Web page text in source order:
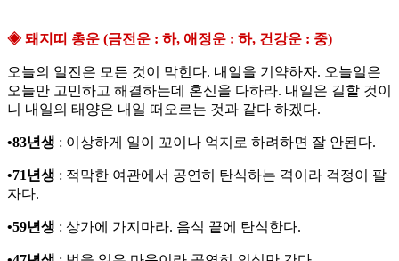
◈ 돼지띠 총운 (금전운 : 하, 애정운 : 하, 건강운 : 중)
오늘의 일진은 모든 것이 막힌다. 내일을 기약하자. 오늘일은
오늘만 고민하고 해결하는데 혼신을 다하라. 내일은 길할 것이
니 내일의 태양은 내일 떠오르는 것과 같다 하겠다.
•83년생 : 이상하게 일이 꼬이나 억지로 하려하면 잘 안된다.
•71년생 : 적막한 여관에서 공연히 탄식하는 격이라 걱정이 팔
자다.
•59년생 : 상가에 가지마라. 음식 끝에 탄식한다.